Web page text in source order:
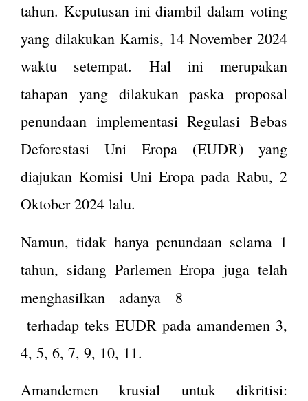
tahun. Keputusan ini diambil dalam voting
yang dilakukan Kamis, 14 November 2024
waktu setempat. Hal ini merupakan
tahapan yang dilakukan paska proposal
penundaan implementasi Regulasi Bebas
Deforestasi Uni Eropa (EUDR) yang
diajukan Komisi Uni Eropa pada Rabu, 2
Oktober 2024 lalu.
Namun, tidak hanya penundaan selama 1
tahun, sidang Parlemen Eropa juga telah
menghasilkan adanya 8
terhadap teks EUDR pada amandemen 3,
4, 5, 6, 7, 9, 10, 11.
Amandemen krusial untuk dikritisi: